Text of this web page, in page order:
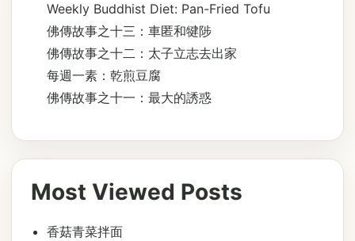
Weekly Buddhist Diet: Pan-Fried Tofu
佛傳故事之十三：車匿和犍陟
佛傳故事之十二：太子立志去出家
每週一素：乾煎豆腐
佛傳故事之十一：最大的誘惑
Most Viewed Posts
香菇青菜拌面